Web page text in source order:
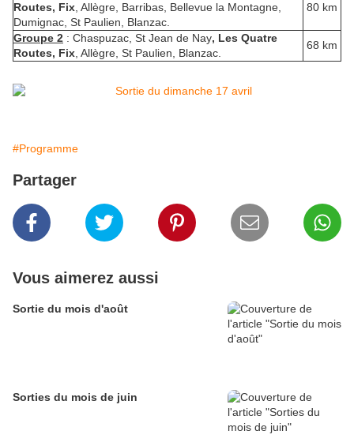
Routes, Fix , Allègre, Barribas, Bellevue la Montagne,
Dumignac, St Paulien, Blanzac.
80 km
Groupe 2 : Chaspuzac, St Jean de Nay, Les Quatre
Routes, Fix , Allègre, St Paulien, Blanzac.
68 km
#Programme
Partager
Vous aimerez aussi
Sortie du mois d'août
Sorties du mois de juin